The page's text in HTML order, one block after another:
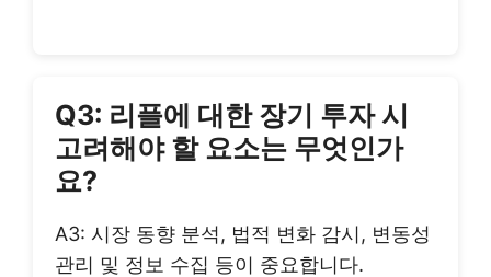
Q3: 리플에 대한 장기 투자 시
고려해야 할 요소는 무엇인가
요?
A3: 시장 동향 분석, 법적 변화 감시, 변동성
관리 및 정보 수집 등이 중요합니다.